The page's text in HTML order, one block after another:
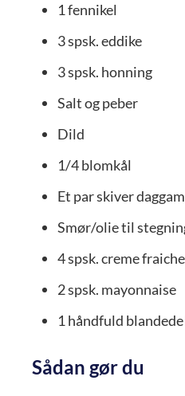
1fennikel
3spsk.eddike
3spsk. honning
Salt og peber
Dild
1/4blomkål
Et par skiver
Smør/olie til
4spsk.creme
2spsk. mayonnaise
1 håndfuld
Sådan gør du